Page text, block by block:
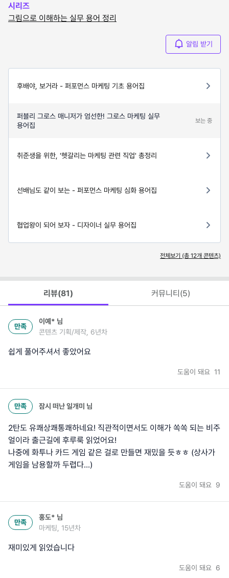
시리즈
그림으로 이해하는 실무 용어 정리
알림 받기
후배야, 보거라 - 퍼포먼스 마케팅 기초 용어집
퍼블리 그로스 매니저가 엄선한! 그로스 마케팅 실무
용어집
보는 중
취준생을 위한, '헷갈리는 마케팅 관련 직업' 총정리
선배님도 같이 보는 - 퍼포먼스 마케팅 심화 용어집
협업왕이 되어 보자 - 디자이너 실무 용어집
전체보기 (총 12개 콘텐츠)
리뷰(81) 커뮤니티(5)
만족
이예* 님
콘텐츠 기획/제작, 6년차
쉽게 풀어주셔서 좋았어요
도움이 돼요 11
만족 잠시 떠난 일개미 님
2탄도 유쾌상쾌통쾌하네요! 직관적이면서도 이해가 쏙쏙 되는 비주
얼이라 출근길에 후루룩 읽었어요!
나중에 화투나 카드 게임 같은 걸로 만들면 재밌을 듯ㅎㅎ (상사가
게임을 남용할까 두렵다...)
도움이 돼요 9
만족
홍도* 님
마케팅, 15년차
재미있게 읽었습니다
도움이 돼요 6